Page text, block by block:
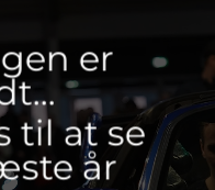
er
til at se
år